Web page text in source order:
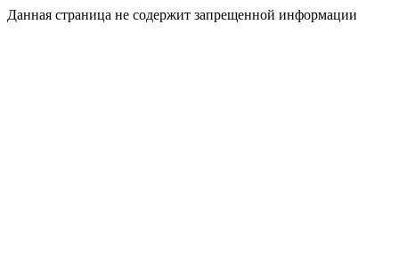
Данная страница не содержит запрещенной информации